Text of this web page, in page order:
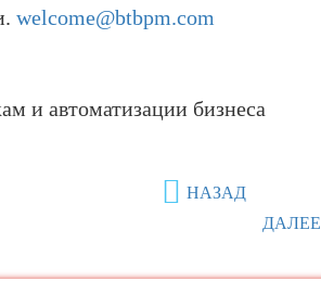
welcome@btbpm.com
и автоматизации бизнеса
НАЗАД
ДАЛЕЕ